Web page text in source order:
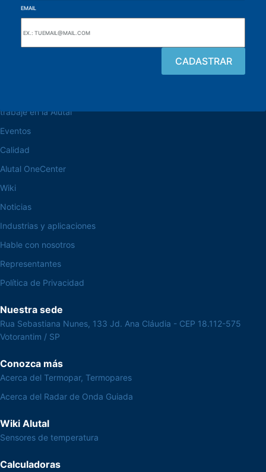
EMAIL
trabaje en la Alutal
Eventos
Calidad
Alutal OneCenter
Wiki
Noticias
Industrias y aplicaciones
Hable con nosotros
Representantes
Política de Privacidad
Nuestra sede
Rua Sebastiana Nunes, 133 Jd. Ana Cláudia - CEP 18.112-575
Votorantim / SP
Conozca más
Acerca del Termopar, Termopares
Acerca del Radar de Onda Guiada
Wiki Alutal
Sensores de temperatura
Calculadoras